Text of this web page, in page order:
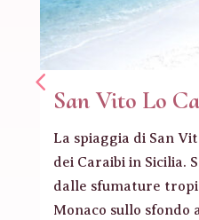
San Vito Lo
La spiaggia di San
dei Caraibi in Sicilia.
dalle sfumature
Monaco sullo sfondo